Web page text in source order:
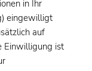
in Ihr
eingewilligt
auf
Einwilligung ist